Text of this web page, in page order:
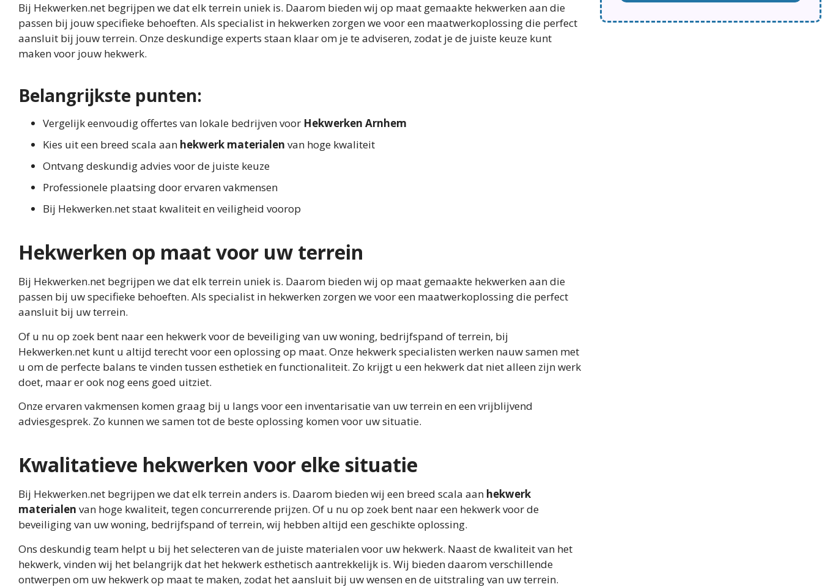
Bij Hekwerken.net begrijpen we dat elk terrein uniek is. Daarom bieden wij op maat gemaakte hekwerken aan die
passen bij jouw specifieke behoeften. Als specialist in hekwerken zorgen we voor een maatwerkoplossing die perfect
aansluit bij jouw terrein. Onze deskundige experts staan klaar om je te adviseren, zodat je de juiste keuze kunt
maken voor jouw hekwerk.
Belangrijkste punten:
Vergelijk eenvoudig offertes van lokale bedrijven voor Hekwerken Arnhem
Kies uit een breed scala aan hekwerk materialen van hoge kwaliteit
Ontvang deskundig advies voor de juiste keuze
Professionele plaatsing door ervaren vakmensen
Bij Hekwerken.net staat kwaliteit en veiligheid voorop
Hekwerken op maat voor uw terrein
Bij Hekwerken.net begrijpen we dat elk terrein uniek is. Daarom bieden wij op maat gemaakte hekwerken aan die
passen bij uw specifieke behoeften. Als specialist in hekwerken zorgen we voor een maatwerkoplossing die perfect
aansluit bij uw terrein.
Of u nu op zoek bent naar een hekwerk voor de beveiliging van uw woning, bedrijfspand of terrein, bij
Hekwerken.net kunt u altijd terecht voor een oplossing op maat. Onze hekwerk specialisten werken nauw samen met
u om de perfecte balans te vinden tussen esthetiek en functionaliteit. Zo krijgt u een hekwerk dat niet alleen zijn werk
doet, maar er ook nog eens goed uitziet.
Onze ervaren vakmensen komen graag bij u langs voor een inventarisatie van uw terrein en een vrijblijvend
adviesgesprek. Zo kunnen we samen tot de beste oplossing komen voor uw situatie.
Kwalitatieve hekwerken voor elke situatie
Bij Hekwerken.net begrijpen we dat elk terrein anders is. Daarom bieden wij een breed scala aan hekwerk
materialen van hoge kwaliteit, tegen concurrerende prijzen. Of u nu op zoek bent naar een hekwerk voor de
beveiliging van uw woning, bedrijfspand of terrein, wij hebben altijd een geschikte oplossing.
Ons deskundig team helpt u bij het selecteren van de juiste materialen voor uw hekwerk. Naast de kwaliteit van het
hekwerk, vinden wij het belangrijk dat het hekwerk esthetisch aantrekkelijk is. Wij bieden daarom verschillende
ontwerpen om uw hekwerk op maat te maken, zodat het aansluit bij uw wensen en de uitstraling van uw terrein.